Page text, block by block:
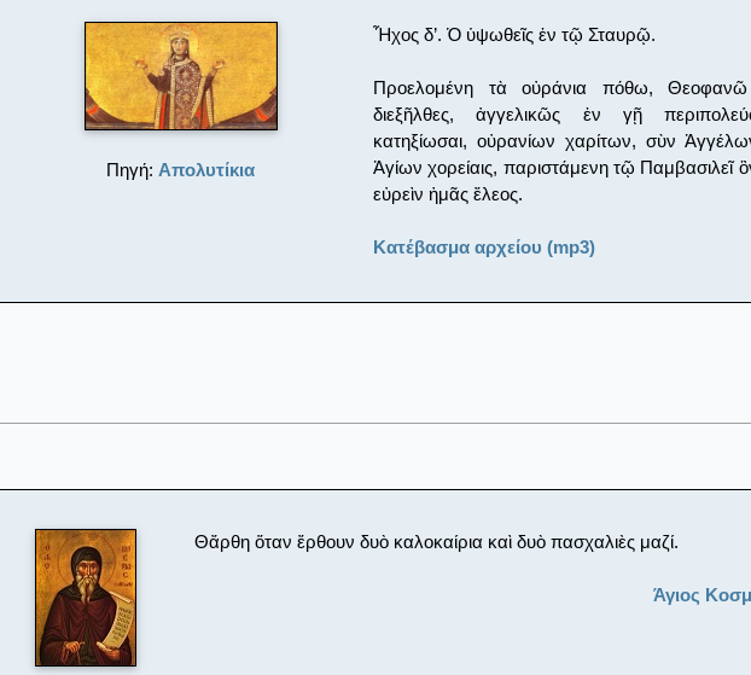
Πηγή: Απολυτίκια
Ἦχος δ’. Ὁ ὑψωθεῖς ἐν τῷ Σταυρῷ.
Προελομένη τὰ οὐράνια πόθω, Θεοφανῶ
διεξῆλθες, ἀγγελικῶς ἐν γῇ
κατηξίωσαι, οὐρανίων χαρίτων, σὺν
Ἁγίων χορείαις, παριστάμενη τῷ Παμβασιλεῖ
εὐρεὶν ἠμᾶς ἔλεος.
Κατέβασμα αρχείου (mp3)
Θἄρθη ὅταν ἔρθουν δυὸ καλοκαίρια καὶ δυὸ πασχαλιὲς μαζί.
Άγιος